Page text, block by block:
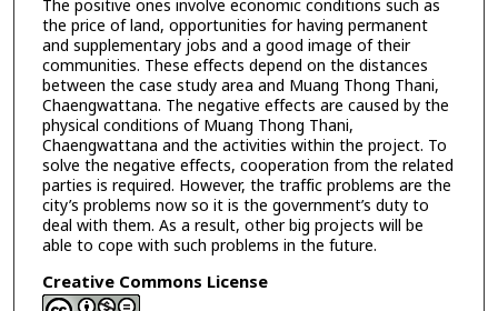
The positive ones involve economic conditions such as
the price of land, opportunities for having permanent
and supplementary jobs and a good image of their
communities. These effects depend on the distances
between the case study area and Muang Thong Thani,
Chaengwattana. The negative effects are caused by the
physical conditions of Muang Thong Thani,
Chaengwattana and the activities within the project. To
solve the negative effects, cooperation from the related
parties is required. However, the traffic problems are the
city’s problems now so it is the government’s duty to
deal with them. As a result, other big projects will be
able to cope with such problems in the future.
Creative Commons License